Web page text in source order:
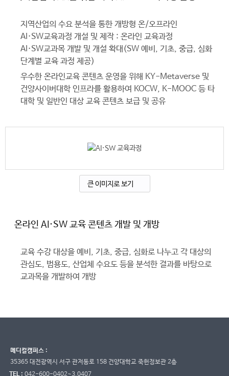
지역산업의 수요 분석을 통한 개방형 온/오프라인
AI·SW교육과정 개설 및 제작 : 온라인 교육과정
AI·SW교과목 개발 및 개설 확대(SW 예비, 기초, 중급, 심화
단계별 교육 과정 제공)
우수한 온라인교육 콘텐츠 운영을 위해 KY-Metaverse 및
건양사이버대학 인프라를 활용하여 KOCW, K-MOOC 등 타
대학 및 일반인 대상 교육 콘텐츠 보급 및 공유
큰 이미지로 보기
온라인 AI·SW 교육 콘텐츠 개발 및 개방
교육 수강 대상을 예비, 기초, 중급, 심화로 나누고 각 대상의
관심도, 범용도, 산업체 수요도 등을 분석한 결과를 바탕으로
교과목을 개발하여 개방
메디컬캠퍼스 :
35365 대전광역시 서구 관저동로 158 건양대학교 죽헌정보관 2층
TEL : 042-600-0402~3,0407